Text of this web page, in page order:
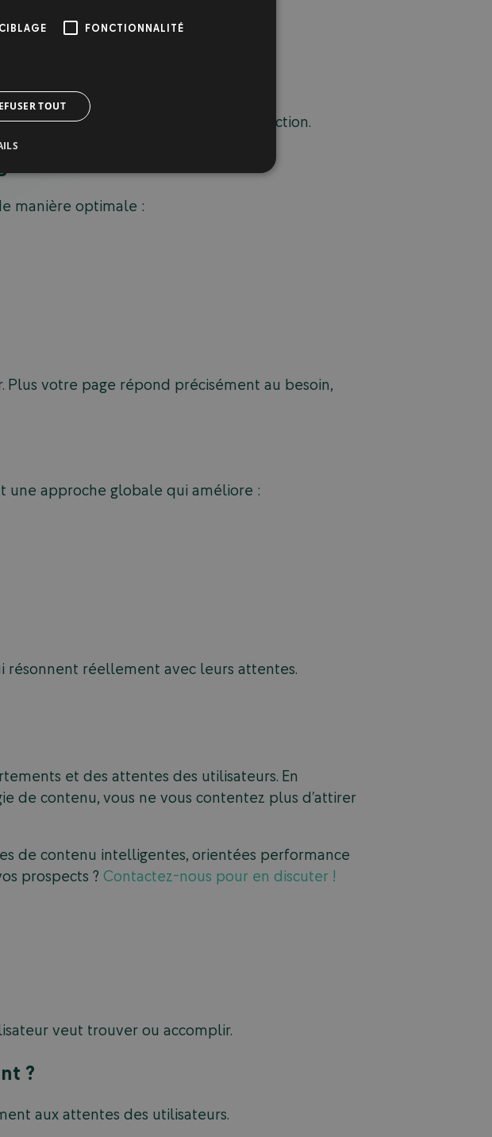
ton, votre structure et vos appels à l’action.
manière optimale :
votre page répond précisément au besoin,
une approche globale qui améliore :
résonnent réellement avec leurs attentes.
et des attentes des utilisateurs. En
de contenu, vous ne vous contentez plus d’attirer
de contenu intelligentes, orientées performance
prospects ?Contactez-nous pour en discuter !
veut trouver ou accomplir.
?
aux attentes des utilisateurs.
CIBLAGE FONCTIONNALITÉ
TOUT